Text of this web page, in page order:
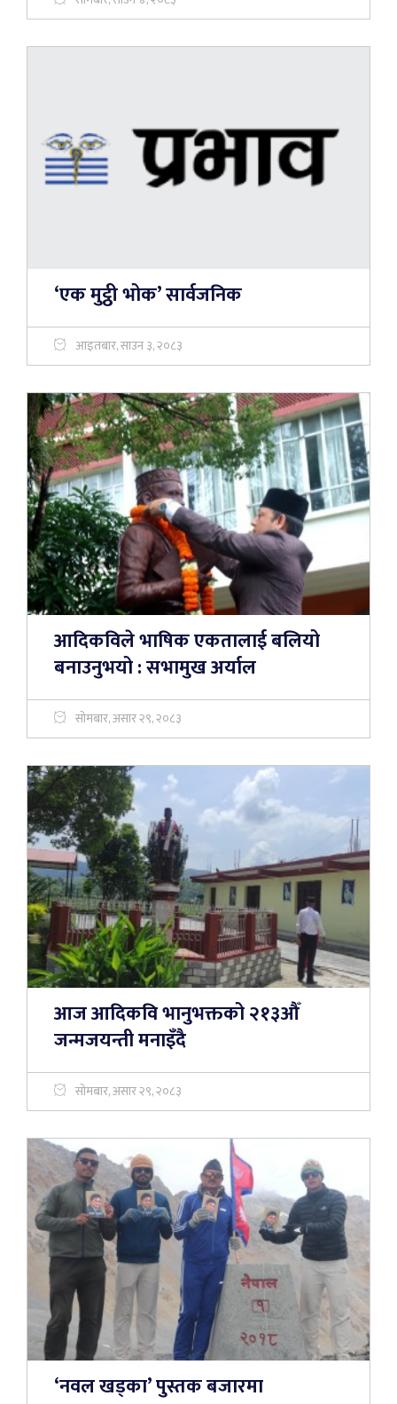
‘एक मुट्ठी भोक’ सार्वजनिक
आइतबार, साउन ३, २०८३
आदिकविले भाषिक एकतालाई बलियो
बनाउनुभयो : सभामुख अर्याल
सोमबार, असार २९, २०८३
आज आदिकवि भानुभक्तको २१३औँ
जन्मजयन्ती मनाइँदै
सोमबार, असार २९, २०८३
‘नवल खड्का’ पुस्तक बजारमा